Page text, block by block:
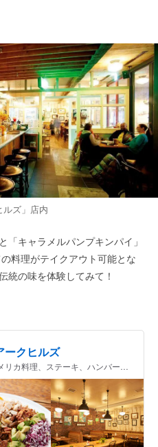
ルズ」店内
「キャラメルパンプキンパイ」
料理がテイクアウト可能とな
統の味を体験してみて！
ークヒルズ
[東京] 六本木一丁目駅 251m / アメリカ料理、ステーキ、ハンバーガー